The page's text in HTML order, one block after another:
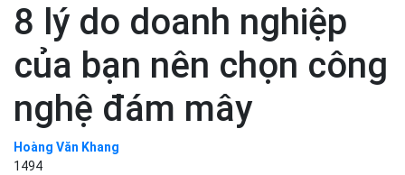
8 lý do doanh nghiệp
của bạn nên chọn công
nghệ đám mây
Hoàng Văn Khang
1494